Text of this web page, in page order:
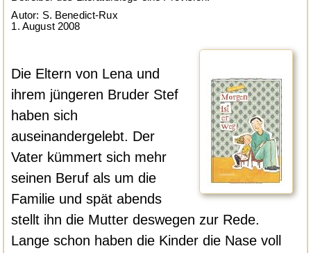
Autor: S. Benedict-Rux
1. August 2008
Die Eltern von Lena und
ihrem jüngeren Bruder Stef
haben sich
auseinandergelebt. Der
Vater kümmert sich mehr
seinen Beruf als um die
Familie und spät abends
stellt ihn die Mutter deswegen zur Rede.
Lange schon haben die Kinder die Nase voll